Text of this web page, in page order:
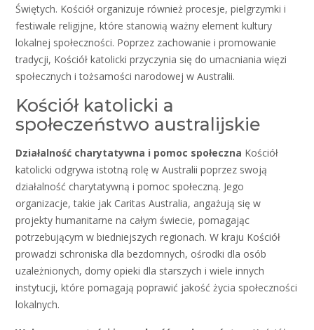
Świętych. Kościół organizuje również procesje, pielgrzymki i
festiwale religijne, które stanowią ważny element kultury
lokalnej społeczności. Poprzez zachowanie i promowanie
tradycji, Kościół katolicki przyczynia się do umacniania więzi
społecznych i tożsamości narodowej w Australii.
Kościół katolicki a
społeczeństwo australijskie
Działalność charytatywna i pomoc społeczna Kościół
katolicki odgrywa istotną rolę w Australii poprzez swoją
działalność charytatywną i pomoc społeczną. Jego
organizacje, takie jak Caritas Australia, angażują się w
projekty humanitarne na całym świecie, pomagając
potrzebującym w biedniejszych regionach. W kraju Kościół
prowadzi schroniska dla bezdomnych, ośrodki dla osób
uzależnionych, domy opieki dla starszych i wiele innych
instytucji, które pomagają poprawić jakość życia społeczności
lokalnych.